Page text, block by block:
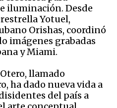
iluminación. Desde
Yotuel,
Orishas, ​​coordinó
imágenes grabadas
y Miami.
llamado
ha dado nueva vida a
del país a